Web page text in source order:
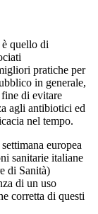
quello di
pratiche per
in generale,
di evitare
agli antibiotici ed
nel tempo.
europea
sanitarie italiane
di Sanità)
di un uso
corretta di questi